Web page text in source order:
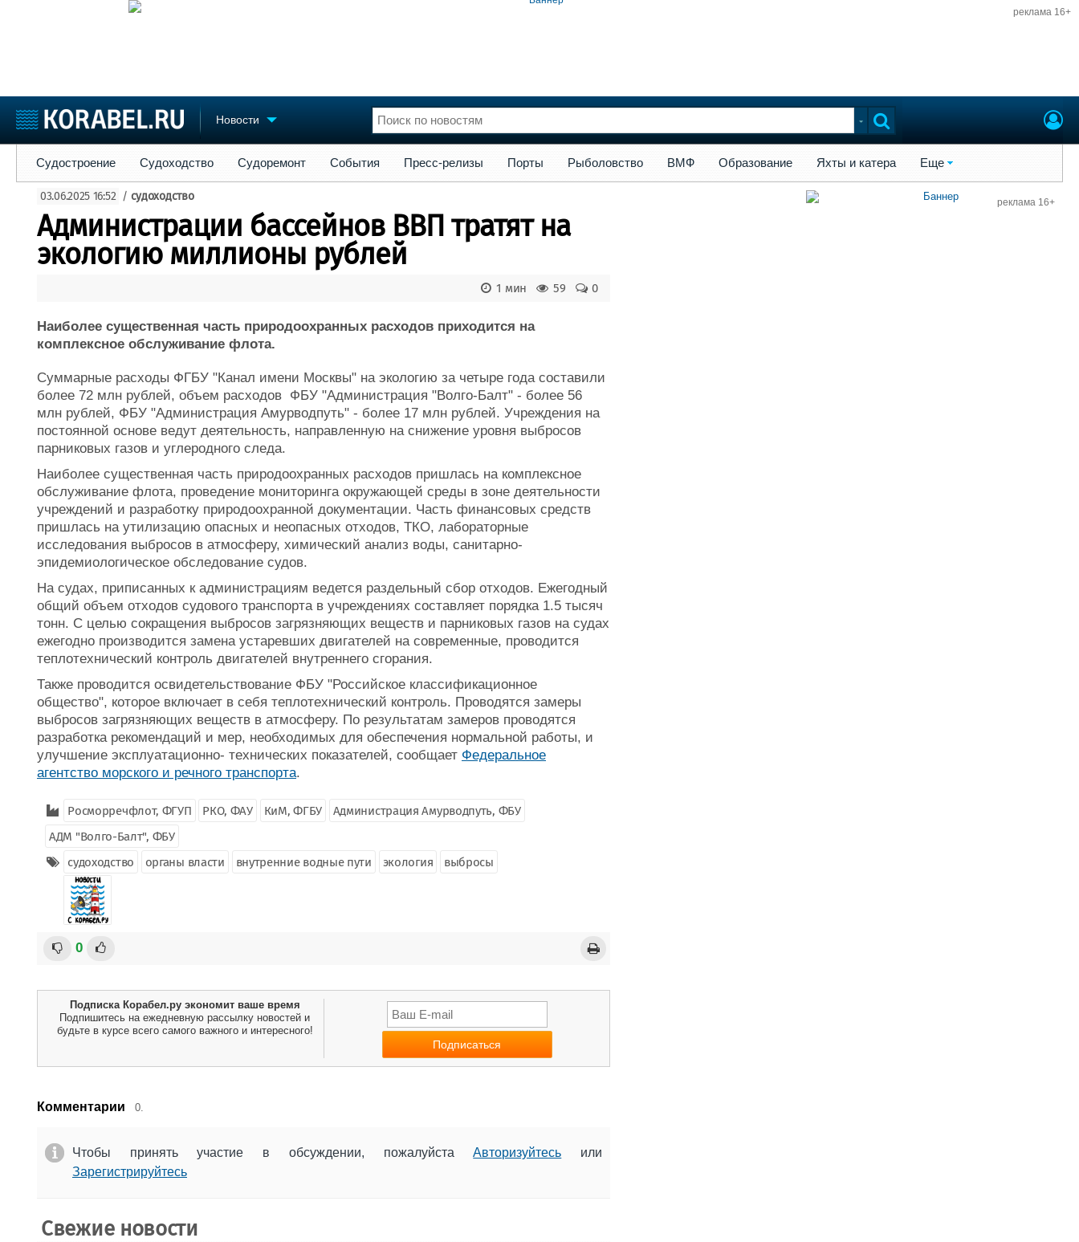
реклама 16+
Новости
Судостроение
Пульс
Новости
Компании
Репутация
Журнал
Реклама
Торговая площадка
Доска объявлений
Продажа флота
Оборудование
Изделия
Конференции
Личности
Словарь
Флот
Форум
Судостроение Судоходство Судоремонт События Пресс-релизы Порты Рыболовство ВМФ Образование Яхты и катера Еще
03.06.2025 16:52 / судоходство
Администрации бассейнов ВВП тратят на
экологию миллионы рублей
0
59
1 мин
Наиболее существенная часть природоохранных расходов приходится на
комплексное обслуживание флота.
Суммарные расходы ФГБУ "Канал имени Москвы" на экологию за четыре года составили
более 72 млн рублей, объем расходов ФБУ "Администрация "Волго-Балт" - более 56
млн рублей, ФБУ "Администрация Амурводпуть" - более 17 млн рублей. Учреждения на
постоянной основе ведут деятельность, направленную на снижение уровня выбросов
парниковых газов и углеродного следа.
Наиболее существенная часть природоохранных расходов пришлась на комплексное
обслуживание флота, проведение мониторинга окружающей среды в зоне деятельности
учреждений и разработку природоохранной документации. Часть финансовых средств
пришлась на утилизацию опасных и неопасных отходов, ТКО, лабораторные
исследования выбросов в атмосферу, химический анализ воды, санитарно-
эпидемиологическое обследование судов.
На судах, приписанных к администрациям ведется раздельный сбор отходов. Ежегодный
общий объем отходов судового транспорта в учреждениях составляет порядка 1.5 тысяч
тонн. С целью сокращения выбросов загрязняющих веществ и парниковых газов на судах
ежегодно производится замена устаревших двигателей на современные, проводится
теплотехнический контроль двигателей внутреннего сгорания.
Также проводится освидетельствование ФБУ "Российское классификационное
общество", которое включает в себя теплотехнический контроль. Проводятся замеры
выбросов загрязняющих веществ в атмосферу. По результатам замеров проводятся
разработка рекомендаций и мер, необходимых для обеспечения нормальной работы, и
улучшение эксплуатационно- технических показателей, сообщает Федеральное
агентство морского и речного транспорта.
Росморречфлот, ФГУП РКО, ФАУ КиМ, ФГБУ
Администрация Амурводпуть, ФБУ
АДМ "Волго-Балт", ФБУ
судоходство
органы власти внутренние водные пути экология выбросы
0
Подписка Корабел.ру экономит ваше время
Подпишитесь на ежедневную рассылку новостей и
будьте в курсе всего самого важного и интересного!
Комментарии 0.
Чтобы принять участие в обсуждении, пожалуйстаАвторизуйтесь или
Зарегистрируйтесь
Свежие новости
реклама 16+